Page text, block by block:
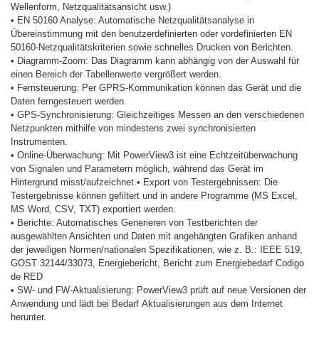
Wellenform, Netzqualitätsansicht usw.)
• EN 50160 Analyse: Automatische Netzqualitätsanalyse in
Übereinstimmung mit den benutzerdefinierten oder vordefinierten EN
50160-Netzqualitätskriterien sowie schnelles Drucken von Berichten.
• Diagramm-Zoom: Das Diagramm kann abhängig von der Auswahl für
einen Bereich der Tabellenwerte vergrößert werden.
• Fernsteuerung: Per GPRS-Kommunikation können das Gerät und die
Daten ferngesteuert werden.
• GPS-Synchronisierung: Gleichzeitiges Messen an den verschiedenen
Netzpunkten mithilfe von mindestens zwei synchronisierten
Instrumenten.
• Online-Überwachung: Mit PowerView3 ist eine Echtzeitüberwachung
von Signalen und Parametern möglich, während das Gerät im
Hintergrund misst/aufzeichnet. • Export von Testergebnissen: Die
Testergebnisse können gefiltert und in andere Programme (MS Excel,
MS Word, CSV, TXT) exportiert werden.
• Berichte: Automatisches Generieren von Testberichten der
ausgewählten Ansichten und Daten mit angehängten Grafiken anhand
der jeweiligen Normen/nationalen Spezifikationen, wie z. B.: IEEE 519,
GOST 32144/33073, Energiebericht, Bericht zum Energiebedarf Codigo
de RED
• SW- und FW-Aktualisierung: PowerView3 prüft auf neue Versionen der
Anwendung und lädt bei Bedarf Aktualisierungen aus dem Internet
herunter.